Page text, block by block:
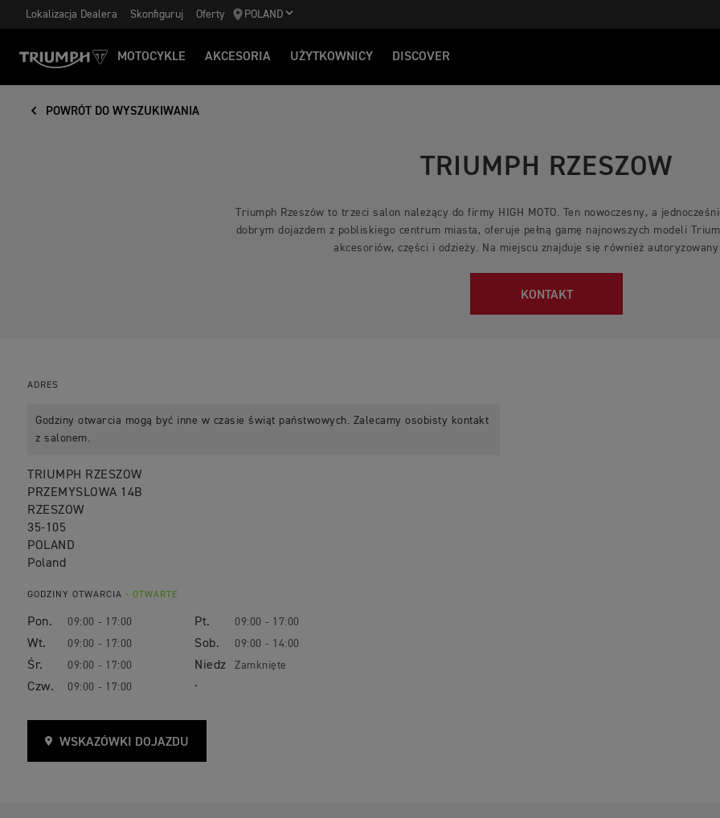
Lokalizacja Dealera Skonfiguruj Oferty POLAND
MOTOCYKLE AKCESORIA UŻYTKOWNICY DISCOVER
POWRÓT DO WYSZUKIWANIA
TRIUMPH RZESZOW
Triumph Rzeszów to trzeci salon należący do firmy HIGH MOTO. Ten nowoczesny, a
dobrym dojazdem z pobliskiego centrum miasta, oferuje pełną gamę najnowszych modeli
akcesoriów, części i odzieży. Na miejscu znajduje się również
KONTAKT
ADRES
Godziny otwarcia mogą być inne w czasie świąt państwowych. Zalecamy osobisty kontakt
z salonem.
TRIUMPH RZESZOW
PRZEMYSLOWA 14B
RZESZOW
35-105
POLAND
Poland
GODZINY OTWARCIA - OTWARTE
Pon. 09:00 - 17:00
Wt. 09:00 - 17:00
Śr. 09:00 - 17:00
Czw. 09:00 - 17:00
Pt. 09:00 - 17:00
Sob. 09:00 - 14:00
Niedz
.
Zamknięte
WSKAZÓWKI DOJAZDU